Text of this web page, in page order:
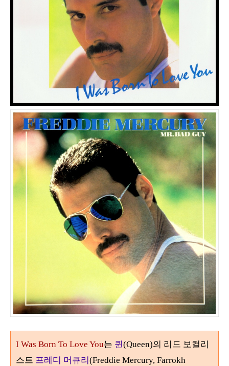
I Was Born To Love You는 퀸(Queen)의 리드 보컬리
스트 프레디 머큐리 (Freddie Mercury, Farrokh